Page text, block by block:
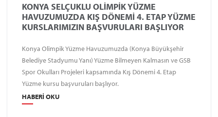
KONYA SELÇUKLU OLİMPİK YÜZME
HAVUZUMUZDA KIŞ DÖNEMİ 4. ETAP YÜZME
KURSLARIMIZIN BAŞVURULARI BAŞLIYOR
Konya Olimpik Yüzme Havuzumuzda (Konya Büyükşehir
Belediye Stadyumu Yanı) Yüzme Bilmeyen Kalmasın ve GSB
Spor Okulları Projeleri kapsamında Kış Dönemi 4. Etap
Yüzme kursu başvuruları başlıyor.
HABERI OKU